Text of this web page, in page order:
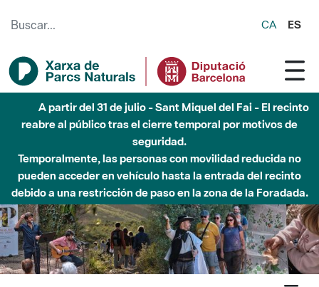
CA ES
Hasta diciembre de 2026 - Parque Fluvial Besós -
Afectaciones en el cauce del Parque Fluvial del Besòs debido
a obras de construcción de una pasarela sobre el río
Agenda
Detall agenda